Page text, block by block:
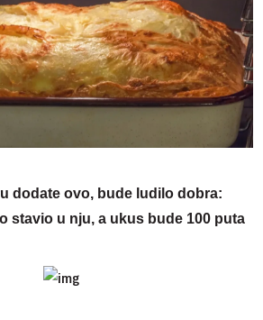
dodate ovo, bude ludilo dobra:
stavio u nju, a ukus bude 100 puta